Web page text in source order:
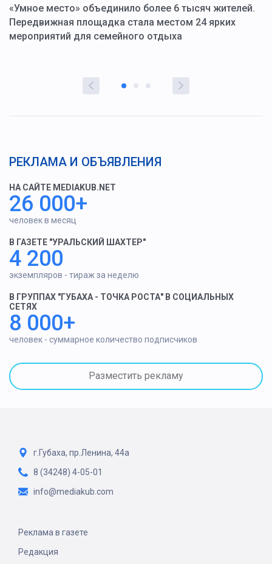
«Умное место» объединило более 6 тысяч жителей.
Передвижная площадка стала местом 24 ярких
мероприятий для семейного отдыха
РЕКЛАМА И ОБЪЯВЛЕНИЯ
НА САЙТЕ MEDIAKUB.NET
26 000+
человек в месяц
В ГАЗЕТЕ "УРАЛЬСКИЙ ШАХТЕР"
4 200
экземпляров - тираж за неделю
В ГРУППАХ "ГУБАХА - ТОЧКА РОСТА" В СОЦИАЛЬНЫХ
СЕТЯХ
8 000+
человек - суммарное количество подписчиков
Разместить рекламу
г.Губаха, пр.Ленина, 44а
8 (34248) 4-05-01
info@mediakub.com
Реклама в газете
Редакция